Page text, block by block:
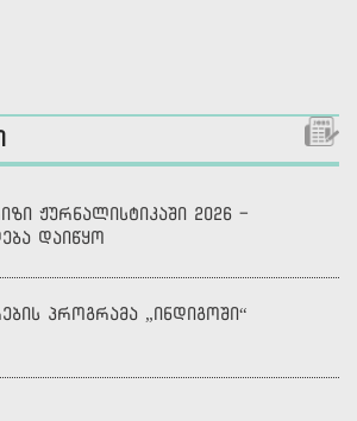
ჟურნალისტიკაში 2026 -
დაიწყო
პროგრამა „ინდიგოში“